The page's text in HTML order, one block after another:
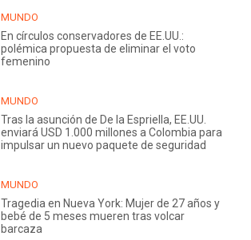
MUNDO
En círculos conservadores de EE.UU.:
polémica propuesta de eliminar el voto
femenino
MUNDO
Tras la asunción de De la Espriella, EE.UU.
enviará USD 1.000 millones a Colombia para
impulsar un nuevo paquete de seguridad
MUNDO
Tragedia en Nueva York: Mujer de 27 años y
bebé de 5 meses mueren tras volcar
barcaza